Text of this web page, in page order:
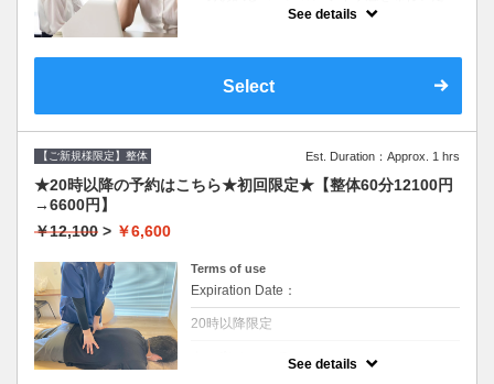
い！【辛い箇所重点的に首・肩・肩甲骨な
ど】全身３か所以上お悩みがある場合や男性
See details
Select
【ご新規様限定】整体 Est. Duration：Approx. 1 hrs
★20時以降の予約はこちら★初回限定★【整体60分12100円
→6600円】
￥12,100 > ￥6,600
Terms of use
Expiration Date：
20時以降限定
See details